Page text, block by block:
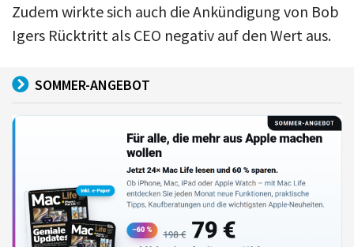
Zudem wirkte sich auch die Ankündigung von Bob
Igers Rücktritt als CEO negativ auf den Wert aus.
SOMMER-ANGEBOT